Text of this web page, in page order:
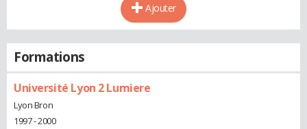
Ajouter
Formations
Université Lyon 2 Lumiere
Lyon Bron
1997 - 2000